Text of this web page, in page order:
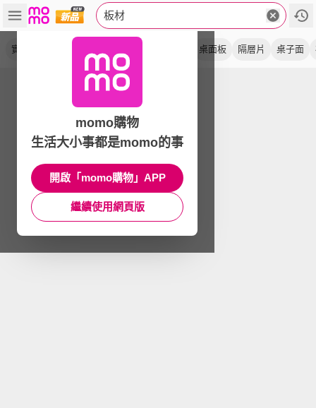
板材
實木板 桌面板 隔層片 桌子面
momo購物
生活大小事都是momo的事
開啟「momo購物」APP
繼續使用網頁版